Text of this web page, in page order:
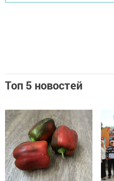
Топ 5 новостей